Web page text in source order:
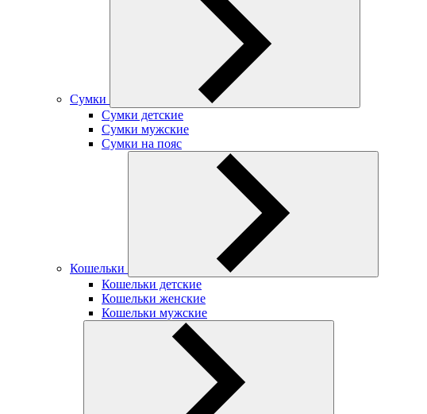
Сумки
Сумки детские
Сумки мужские
Сумки на пояс
Кошельки
Кошельки детские
Кошельки женские
Кошельки мужские